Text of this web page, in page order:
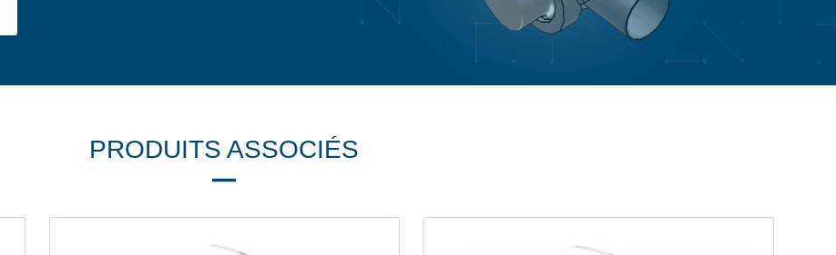
PRODUITS ASSOCIÉS